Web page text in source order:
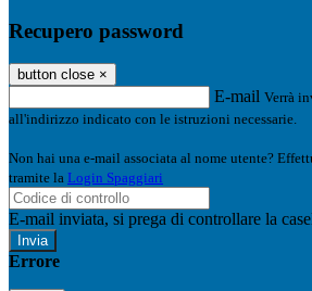
Recupero password
button close ×
E-mail Verrà
all'indirizzo indicato con le istruzioni necessarie.
Non hai una e-mail associata al nome utente?
tramite la Login Spaggiari
E-mail inviata, si prega di controllare la
Errore